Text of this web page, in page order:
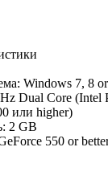
Windows 7, 8
Dual Core (Intel
или higher)
2 GB
550 or